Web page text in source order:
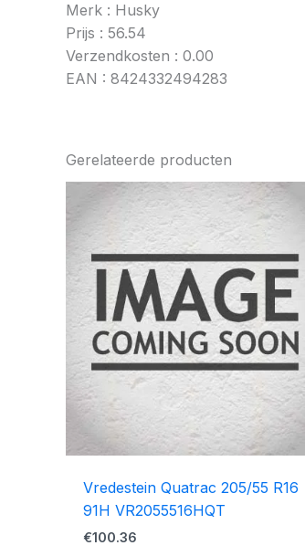
Merk : Husky
Prijs : 56.54
Verzendkosten : 0.00
EAN : 8424332494283
Gerelateerde producten
Vredestein Quatrac 205/55 R16
91H VR2055516HQT
€100.36